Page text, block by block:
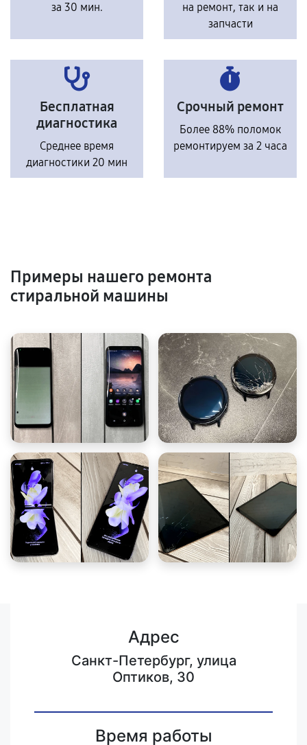
за 30 мин.
на ремонт, так и на
запчасти
Бесплатная
диагностика
Среднее время
диагностики 20 мин
Срочный ремонт
Более 88% поломок
ремонтируем за 2 часа
Примеры нашего ремонта
стиральной машины
Адрес
Санкт-Петербург, улица
Оптиков, 30
Время работы